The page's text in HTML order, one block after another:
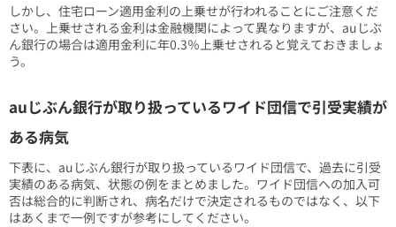
しかし、住宅ローン適用金利の上乗せが行われることにご注意くだ
さい。上乗せされる金利は金融機関によって異なりますが、auじぶ
ん銀行の場合は適用金利に年0.3％上乗せされると覚えておきましょ
う。
auじぶん銀行が取り扱っているワイド団信で引受実績が
ある病気
下表に、auじぶん銀行が取り扱っているワイド団信で、過去に引受
実績のある病気、状態の例をまとめました。ワイド団信への加入可
否は総合的に判断され、病名だけで決定されるものではなく、以下
はあくまで一例ですが参考にしてください。